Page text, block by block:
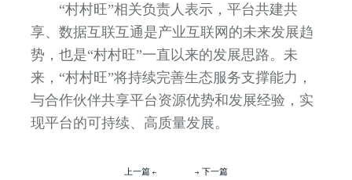
“村村旺”相关负责人表示，平台共建共
享、数据互联互通是产业互联网的未来发展趋
势，也是“村村旺”一直以来的发展思路。未
来，“村村旺”将持续完善生态服务支撑能力，
与合作伙伴共享平台资源优势和发展经验，实
现平台的可持续、高质量发展。
上一篇 下一篇